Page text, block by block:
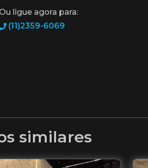
Ou ligue agora para:
(11)2359-6069
similares